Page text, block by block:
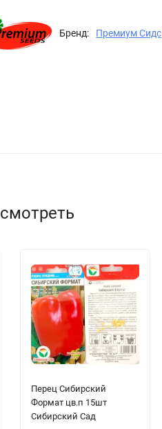
Бренд: Премиум Сидс
Перец Сибирский
Формат цв.п 15шт
Сибирский Сад